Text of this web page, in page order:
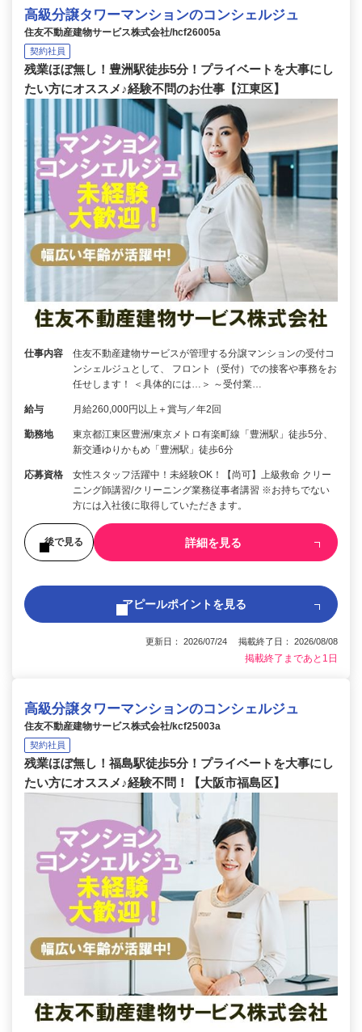
高級分譲タワーマンションのコンシェルジュ
住友不動産建物サービス株式会社/hcf26005a
契約社員
残業ほぼ無し！豊洲駅徒歩5分！プライベートを大事にし
たい方にオススメ♪経験不問のお仕事【江東区】
仕事内容
住友不動産建物サービスが管理する分譲マンションの受付コ
ンシェルジュとして、 フロント（受付）での接客や事務をお
任せします！ ＜具体的には…＞ ～受付業…
給与 月給260,000円以上＋賞与／年2回
勤務地
東京都江東区豊洲/東京メトロ有楽町線「豊洲駅」徒歩5分、
新交通ゆりかもめ「豊洲駅」徒歩6分
応募資格
女性スタッフ活躍中！未経験OK！【尚可】上級救命 クリー
ニング師講習/クリーニング業務従事者講習 ※お持ちでない
方には入社後に取得していただきます。
後で見る 詳細を見る
アピールポイントを見る
更新日： 2026/07/24 掲載終了日： 2026/08/08
掲載終了まであと1日
高級分譲タワーマンションのコンシェルジュ
住友不動産建物サービス株式会社/kcf25003a
契約社員
残業ほぼ無し！福島駅徒歩5分！プライベートを大事にし
たい方にオススメ♪経験不問！【大阪市福島区】